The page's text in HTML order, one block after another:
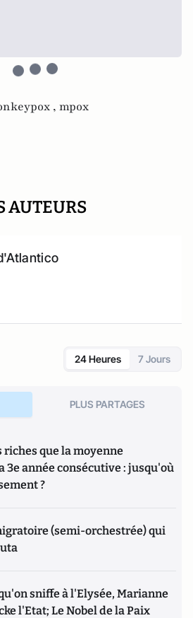
, mpox
AUTEURS
24 Heures 7 Jours
PLUS PARTAGES
riches que la moyenne
3e année consécutive : jusqu'où
?
(semi-orchestrée) qui
sniffe à l'Elysée, Marianne
l'Etat; Le Nobel de la Paix